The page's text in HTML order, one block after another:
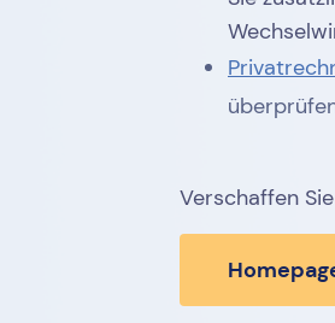
Verschaffen